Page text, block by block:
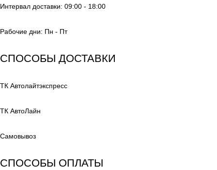
Интервал доставки: 09:00 - 18:00
Рабочие дни: Пн - Пт
СПОСОБЫ ДОСТАВКИ
ТК Автолайтэкспресс
ТК АвтоЛайн
Самовывоз
СПОСОБЫ ОПЛАТЫ